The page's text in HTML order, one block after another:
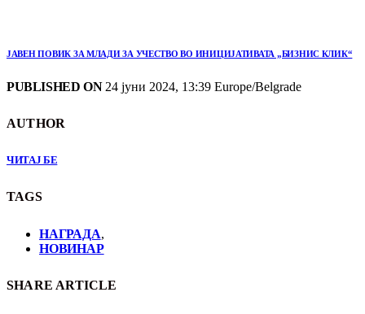
ЈАВЕН ПОВИК ЗА МЛАДИ ЗА УЧЕСТВО ВО ИНИЦИЈАТИВАТА „БИЗНИС КЛИК“
PUBLISHED ON24 јуни 2024, 13:39 Europe/Belgrade
AUTHOR
ЧИТАЈ БЕ
TAGS
НАГРАДА,
НОВИНАР
SHARE ARTICLE